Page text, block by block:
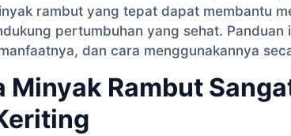
rambut yang tepat dapat membantu
pertumbuhan yang sehat. Panduan
dan cara menggunakannya
Minyak Rambut